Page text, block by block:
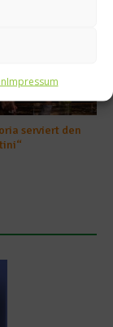
Impressum
serviert den